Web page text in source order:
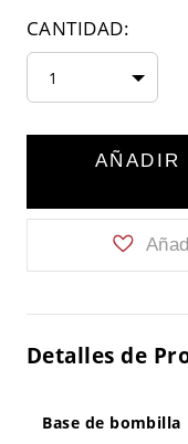
CANTIDAD:
1
AÑADIR
Detalles de
Base de bombilla